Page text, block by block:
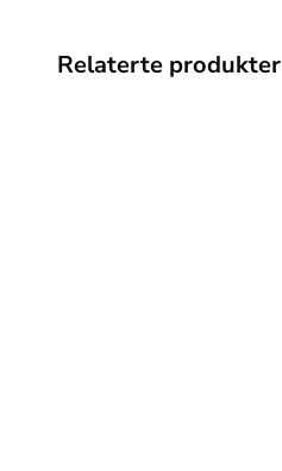
Relaterte produkter